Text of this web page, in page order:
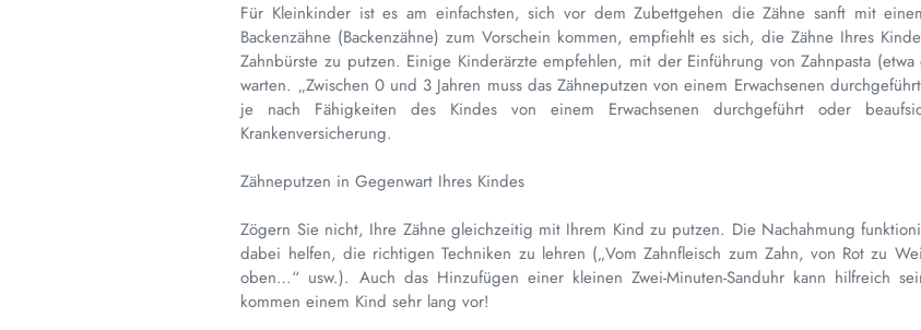
Für Kleinkinder ist es am einfachsten, sich vor dem Zubettgehen die Zähne sanft mit
Backenzähne (Backenzähne) zum Vorschein kommen, empfiehlt es sich, die Zähne Ihres
Zahnbürste zu putzen. Einige Kinderärzte empfehlen, mit der Einführung von Zahnpasta
warten. „Zwischen 0 und 3 Jahren muss das Zähneputzen von einem Erwachsenen
je nach Fähigkeiten des Kindes von einem Erwachsenen durchgeführt oder
Krankenversicherung.
Zähneputzen in Gegenwart Ihres Kindes
Zögern Sie nicht, Ihre Zähne gleichzeitig mit Ihrem Kind zu putzen. Die Nachahmung
dabei helfen, die richtigen Techniken zu lehren („Vom Zahnfleisch zum Zahn, von Rot zu
oben…“ usw.). Auch das Hinzufügen einer kleinen Zwei-Minuten-Sanduhr kann hilfreich
kommen einem Kind sehr lang vor!